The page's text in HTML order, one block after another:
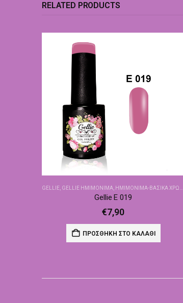
RELATED PRODUCTS
GELLIE, GELLIE ΗΜΙΜΌΝΙΜΑ, ΗΜΙΜΌΝΙΜΑ-ΒΑΣΙΚΆ ΧΡΏΜΑΤΑ
Gellie E 019
€7,90
ΠΡΟΣΘΉΚΗ ΣΤΟ ΚΑΛΆΘΙ